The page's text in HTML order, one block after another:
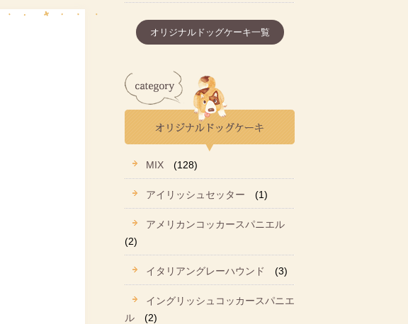
オリジナルドッグケーキ一覧
MIX (128)
アイリッシュセッター (1)
アメリカンコッカースパニエル
(2)
イタリアングレーハウンド (3)
イングリッシュコッカースパニエ
ル
(2)